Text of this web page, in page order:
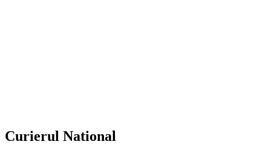
Curierul National